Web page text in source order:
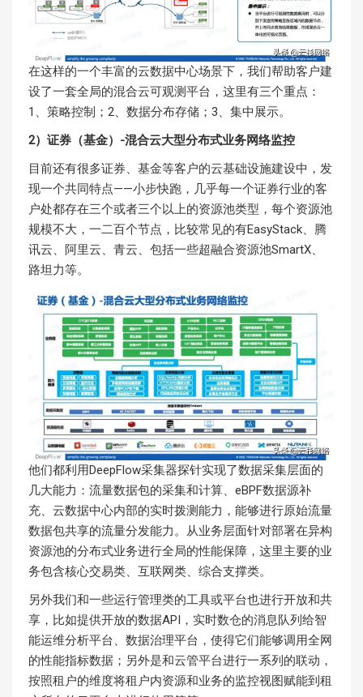
在这样的一个丰富的云数据中心场景下，我们帮助客户建
设了一套全局的混合云可观测平台，这里有三个重点：
1、策略控制；2、数据分布存储；3、集中展示。
2）证券（基金）-混合云大型分布式业务网络监控
目前还有很多证券、基金等客户的云基础设施建设中，发
现一个共同特点——小步快跑，几乎每一个证券行业的客
户处都存在三个或者三个以上的资源池类型，每个资源池
规模不大，一二百个节点，比较常见的有EasyStack、腾
讯云、阿里云、青云、包括一些超融合资源池SmartX、
路坦力等。
他们都利用DeepFlow采集器探针实现了数据采集层面的
几大能力：流量数据包的采集和计算、eBPF数据源补
充、云数据中心内部的实时拨测能力，能够进行原始流量
数据包共享的流量分发能力。从业务层面针对部署在异构
资源池的分布式业务进行全局的性能保障，这里主要的业
务包含核心交易类、互联网类、综合支撑类。
另外我们和一些运行管理类的工具或平台也进行开放和共
享，比如提供开放的数据API，实时数仓的消息队列给智
能运维分析平台、数据治理平台，使得它们能够调用全网
的性能指标数据；另外是和云管平台进行一系列的联动，
按照租户的维度将租户内资源和业务的监控视图赋能到租